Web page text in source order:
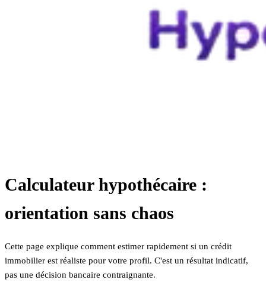
Calculateur hypothécaire :
orientation sans chaos
Cette page explique comment estimer rapidement si un crédit
immobilier est réaliste pour votre profil. C'est un résultat indicatif,
pas une décision bancaire contraignante.